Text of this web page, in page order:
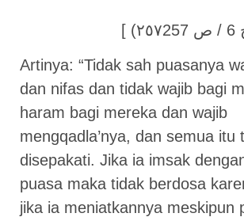
Artinya: “Tidak sah puasanya
dan nifas dan tidak wajib bagi
haram bagi mereka dan wajib
mengqadla’nya, dan semua itu
disepakati. Jika ia imsak
puasa maka tidak berdosa
jika ia meniatkannya meskipun